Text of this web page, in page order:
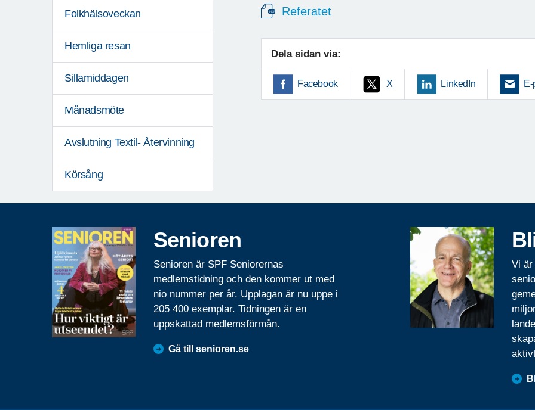
Folkhälsoveckan
Hemliga resan
Sillamiddagen
Månadsmöte
Avslutning Textil- Återvinning
Körsång
Referatet
Dela sidan via:
Facebook X LinkedIn
Senioren
Senioren är SPF Seniorernas
medlemstidning och den kommer ut med
nio nummer per år. Upplagan är nu uppe i
205 400 exemplar. Tidningen är en
uppskattad medlemsförmån.
Gå till senioren.se
Vi är